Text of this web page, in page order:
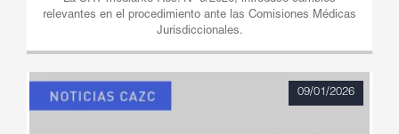
relevantes en el procedimiento ante las Comisiones Médicas
Jurisdiccionales.
09/01/2026